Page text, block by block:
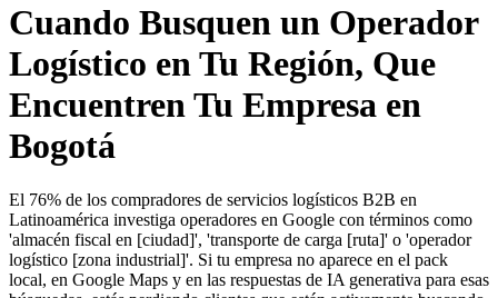
Cuando Busquen un Operador
Logístico en Tu Región, Que
Encuentren Tu Empresa en
Bogotá
El 76% de los compradores de servicios logísticos B2B en
Latinoamérica investiga operadores en Google con términos como
'almacén fiscal en [ciudad]', 'transporte de carga [ruta]' o 'operador
logístico [zona industrial]'. Si tu empresa no aparece en el pack
local, en Google Maps y en las respuestas de IA generativa para esas